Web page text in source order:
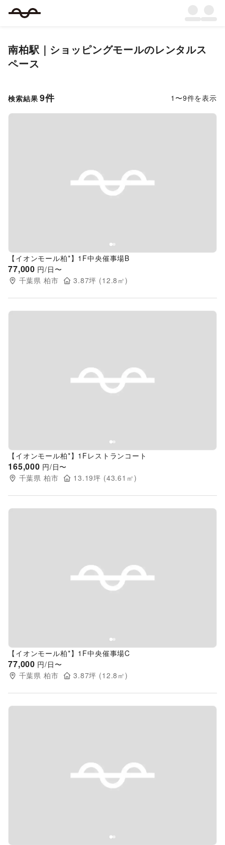
南柏駅｜ショッピングモールのレンタルス
ペース
検索結果 9件 1 〜9件を表示
Previous slide
【イオンモール柏*】1F中央催事場B
77,000 円/日〜
千葉県 柏市 3.87坪 (12.8 ㎡)
Previous slide
【イオンモール柏*】1Fレストランコート
165,000 円/日〜
千葉県 柏市 13.19坪 (43.61 ㎡)
Previous slide
【イオンモール柏*】1F中央催事場C
77,000 円/日〜
千葉県 柏市 3.87坪 (12.8 ㎡)
Previous slide